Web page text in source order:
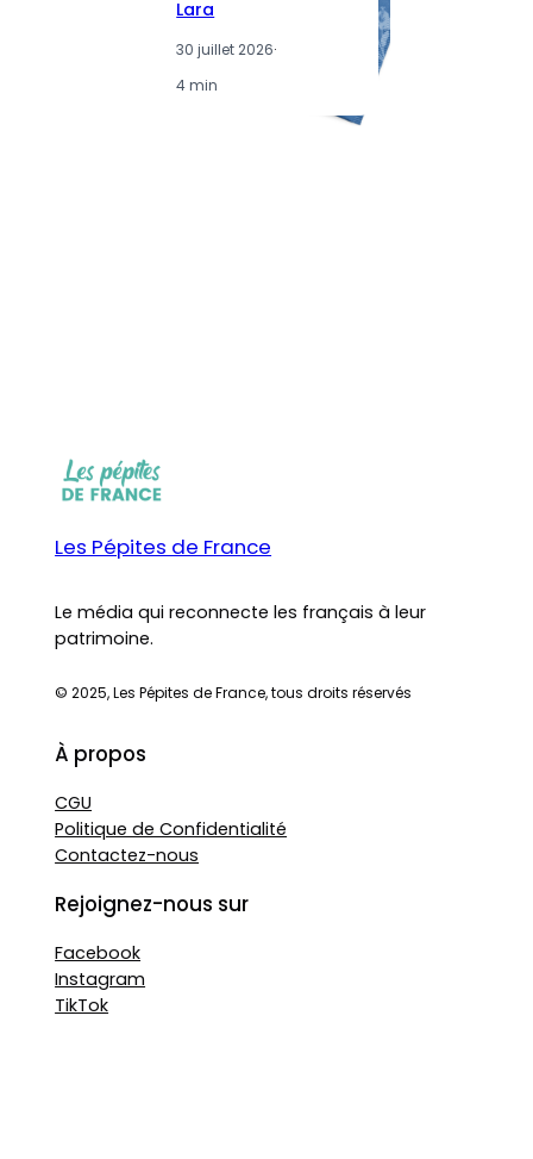
Lara
30 juillet 2026·
4 min
Les Pépites de France
Le média qui reconnecte les français à leur
patrimoine.
© 2025, Les Pépites de France, tous droits réservés
À propos
CGU
Politique de Confidentialité
Contactez-nous
Rejoignez-nous sur
Facebook
Instagram
TikTok